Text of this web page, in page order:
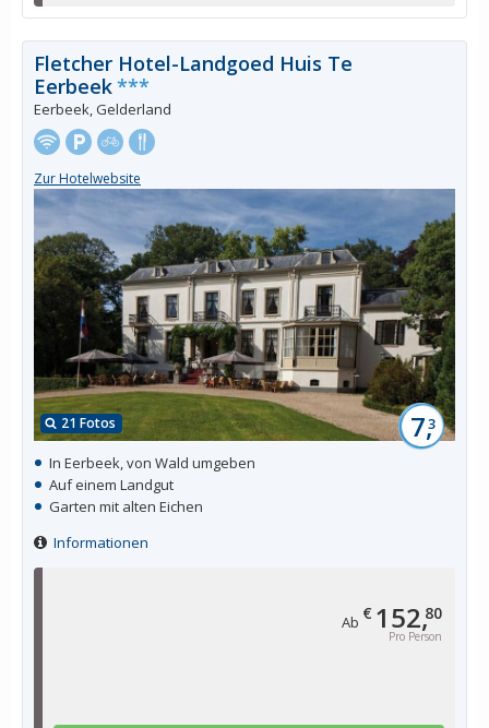
Ab € 152,80
Pro Person
21 Fotos 7,3
Fletcher Hotel-Landgoed Huis Te
Eerbeek***
Eerbeek, Gelderland
Zur Hotelwebsite
In Eerbeek, von Wald umgeben
Auf einem Landgut
Garten mit alten Eichen
Informationen